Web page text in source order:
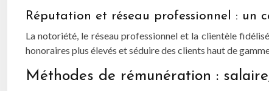
Réputation et réseau professionnel : un
La notoriété, le réseau professionnel et la clientèle
honoraires plus élevés et séduire des clients haut de
Méthodes de rémunération :